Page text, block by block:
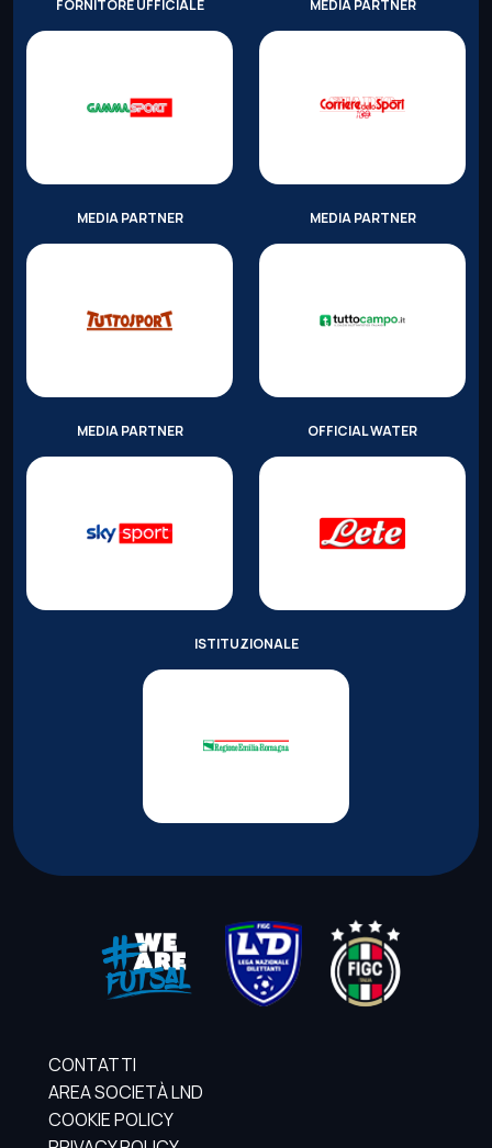
FORNITORE UFFICIALE MEDIA PARTNER
MEDIA PARTNER MEDIA PARTNER
MEDIA PARTNER OFFICIAL WATER
ISTITUZIONALE
CONTATTI
AREA SOCIETÀ LND
COOKIE POLICY